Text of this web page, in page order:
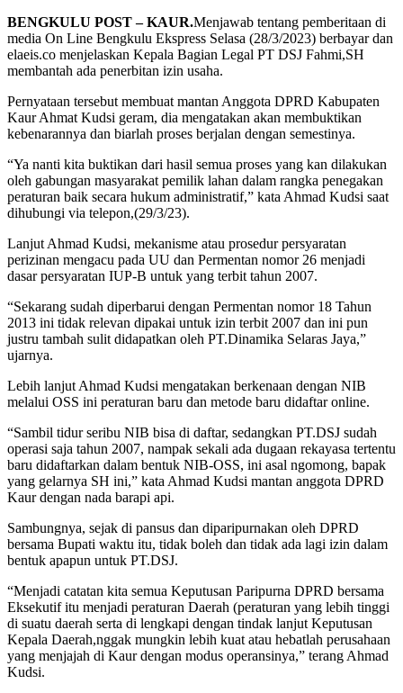
BENGKULU POST – KAUR.Menjawab tentang pemberitaan di
media On Line Bengkulu Ekspress Selasa (28/3/2023) berbayar dan
elaeis.co menjelaskan Kepala Bagian Legal PT DSJ Fahmi,SH
membantah ada penerbitan izin usaha.
Pernyataan tersebut membuat mantan Anggota DPRD Kabupaten
Kaur Ahmat Kudsi geram, dia mengatakan akan membuktikan
kebenarannya dan biarlah proses berjalan dengan semestinya.
“Ya nanti kita buktikan dari hasil semua proses yang kan dilakukan
oleh gabungan masyarakat pemilik lahan dalam rangka penegakan
peraturan baik secara hukum administratif,” kata Ahmad Kudsi saat
dihubungi via telepon,(29/3/23).
Lanjut Ahmad Kudsi, mekanisme atau prosedur persyaratan
perizinan mengacu pada UU dan Permentan nomor 26 menjadi
dasar persyaratan IUP-B untuk yang terbit tahun 2007.
“Sekarang sudah diperbarui dengan Permentan nomor 18 Tahun
2013 ini tidak relevan dipakai untuk izin terbit 2007 dan ini pun
justru tambah sulit didapatkan oleh PT.Dinamika Selaras Jaya,”
ujarnya.
Lebih lanjut Ahmad Kudsi mengatakan berkenaan dengan NIB
melalui OSS ini peraturan baru dan metode baru didaftar online.
“Sambil tidur seribu NIB bisa di daftar, sedangkan PT.DSJ sudah
operasi saja tahun 2007, nampak sekali ada dugaan rekayasa tertentu
baru didaftarkan dalam bentuk NIB-OSS, ini asal ngomong, bapak
yang gelarnya SH ini,” kata Ahmad Kudsi mantan anggota DPRD
Kaur dengan nada barapi api.
Sambungnya, sejak di pansus dan diparipurnakan oleh DPRD
bersama Bupati waktu itu, tidak boleh dan tidak ada lagi izin dalam
bentuk apapun untuk PT.DSJ.
“Menjadi catatan kita semua Keputusan Paripurna DPRD bersama
Eksekutif itu menjadi peraturan Daerah (peraturan yang lebih tinggi
di suatu daerah serta di lengkapi dengan tindak lanjut Keputusan
Kepala Daerah,nggak mungkin lebih kuat atau hebatlah perusahaan
yang menjajah di Kaur dengan modus operansinya,” terang Ahmad
Kudsi.